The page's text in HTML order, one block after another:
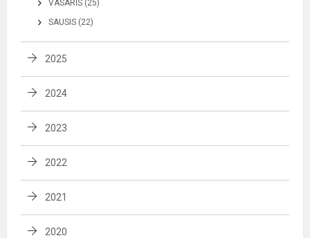
VASARIS (25)
SAUSIS (22)
2025
2024
2023
2022
2021
2020